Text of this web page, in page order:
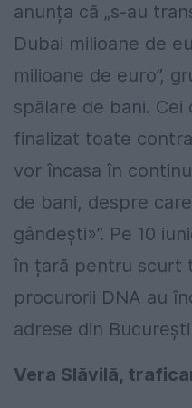
anunța că „s-au
Dubai milioane de
milioane de euro”,
spălare de bani. Cei
finalizat toate
vor încasa în
de bani, despre
gândești»”. Pe 10
în țară pentru scurt
procurorii DNA au
adrese din
Vera Slăvilă,